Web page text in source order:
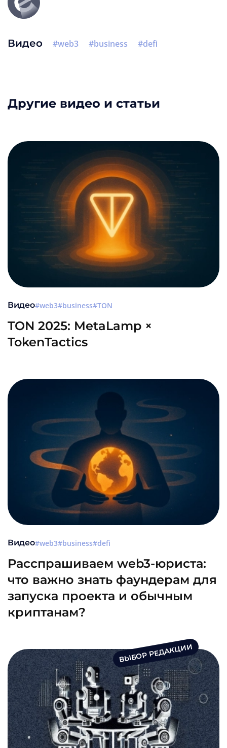
Видео web3 business defi
Другие видео и статьи
Видео web3 business TON
TON 2025: MetaLamp ×
TokenTactics
Видео web3 business defi
Расспрашиваем web3-юриста:
что важно знать фаундерам для
запуска проекта и обычным
криптанам?
ВЫБОР РЕДАКЦИИ